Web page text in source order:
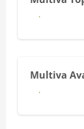
Les mer
Multiva
Les mer